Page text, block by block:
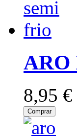
ARO
8,95 €
Comprar